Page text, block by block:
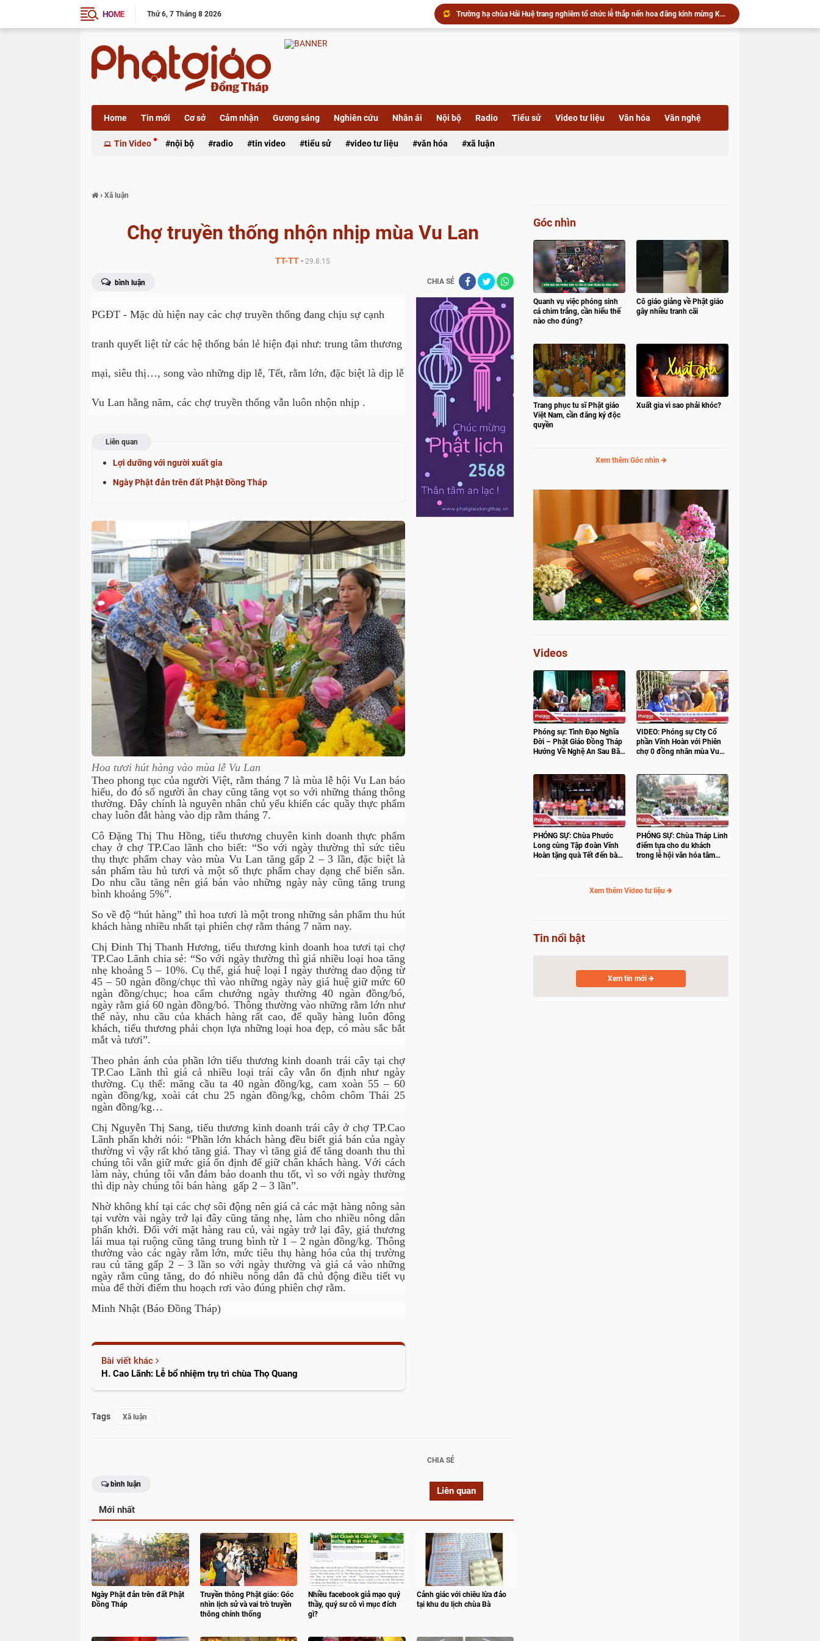
HOME Thứ 6 7 Tháng 8 2026 Trường hạ chùa Hải Huệ trang nghiêm tổ chức lễ thắp nến hoa đăng kính mừng Khánh vía Bồ Tát Quán Thế Âm Thành Đạo
Xã Lai Vung: Chùa Hội Phước an vị tôn tượng Phật Bổn Sư, khai Đại hồng chung
Trang nghiêm khai mạc kỳ thi học kỳ II năm thứ hai Khóa X Trường Trung cấp Phật học Đồng Tháp
Chùa Khánh Linh (xã Phú Hựu) lan tỏa yêu thương qua lễ phóng sanh và trao quà
Home Tin mới Cơ sở Cảm nhận Gương sáng Nghiên cứu Nhân ái Nội bộ Radio Tiểu sử Video tư liệu Văn hóa Văn nghệ
Xã luận
Tin Video nội bộ radio tin video tiểu sử video tư liệu văn hóa xã luận
› Xã luận
Chợ truyền thống nhộn nhịp mùa Vu Lan
TT-TT- 29.8.15
bình luận CHIA SẺ
PGĐT - Mặc dù hiện nay các chợ truyền thống đang chịu sự cạnh
tranh quyết liệt từ các hệ thống bán lẻ hiện đại như: trung tâm thương
mại, siêu thị…, song vào những dịp lễ, Tết, rằm lớn, đặc biệt là dịp lễ
Vu Lan hằng năm, các chợ truyền thống vẫn luôn nhộn nhịp .
Liên quan
Lợi dưỡng với người xuất gia
Ngày Phật đản trên đất Phật Đồng Tháp
Hoa tươi hút hàng vào mùa lễ Vu Lan
Theo phong tục của người Việt, rằm tháng 7 là mùa lễ hội Vu Lan báo
hiếu, do đó số người ăn chay cũng tăng vọt so với những tháng thông
thường. Đây chính là nguyên nhân chủ yếu khiến các quầy thực phẩm
chay luôn đắt hàng vào dịp rằm tháng 7.
Cô Đặng Thị Thu Hồng, tiểu thương chuyên kinh doanh thực phẩm
chay ở chợ TP.Cao lãnh cho biết: “So với ngày thường thì sức tiêu
thụ thực phẩm chay vào mùa Vu Lan tăng gấp 2 – 3 lần, đặc biệt là
sản phẩm tàu hủ tươi và một số thực phẩm chay dạng chế biến sẵn.
Do nhu cầu tăng nên giá bán vào những ngày này cũng tăng trung
bình khoảng 5%”.
So về độ “hút hàng” thì hoa tươi là một trong những sản phẩm thu hút
khách hàng nhiều nhất tại phiên chợ rằm tháng 7 năm nay.
Chị Đinh Thị Thanh Hương, tiểu thương kinh doanh hoa tươi tại chợ
TP.Cao Lãnh chia sẻ: “So với ngày thường thì giá nhiều loại hoa tăng
nhẹ khoảng 5 – 10%. Cụ thể, giá huệ loại I ngày thường dao động từ
45 – 50 ngàn đồng/chục thì vào những ngày này giá huệ giữ mức 60
ngàn đồng/chục; hoa cẩm chướng ngày thường 40 ngàn đồng/bó,
ngày rằm giá 60 ngàn đồng/bó. Thông thường vào những rằm lớn như
thế này, nhu cầu của khách hàng rất cao, để quầy hàng luôn đông
khách, tiểu thương phải chọn lựa những loại hoa đẹp, có màu sắc bắt
mắt và tươi”.
Theo phản ánh của phần lớn tiểu thương kinh doanh trái cây tại chợ
TP.Cao Lãnh thì giá cả nhiều loại trái cây vẫn ổn định như ngày
thường. Cụ thể: mãng cầu ta 40 ngàn đồng/kg, cam xoàn 55 – 60
ngàn đồng/kg, xoài cát chu 25 ngàn đồng/kg, chôm chôm Thái 25
ngàn đồng/kg…
Chị Nguyễn Thị Sang, tiểu thương kinh doanh trái cây ở chợ TP.Cao
Lãnh phấn khởi nói: “Phần lớn khách hàng đều biết giá bán của ngày
thường vì vậy rất khó tăng giá. Thay vì tăng giá để tăng doanh thu thì
chúng tôi vẫn giữ mức giá ổn định để giữ chân khách hàng. Với cách
làm này, chúng tôi vẫn đảm bảo doanh thu tốt, vì so với ngày thường
thì dịp này chúng tôi bán hàng gấp 2 – 3 lần”.
Nhờ không khí tại các chợ sôi động nên giá cả các mặt hàng nông sản
tại vườn vài ngày trở lại đây cũng tăng nhẹ, làm cho nhiều nông dân
phấn khởi. Đối với mặt hàng rau củ, vài ngày trở lại đây, giá thương
lái mua tại ruộng cũng tăng trung bình từ 1 – 2 ngàn đồng/kg. Thông
thường vào các ngày rằm lớn, mức tiêu thụ hàng hóa của thị trường
rau củ tăng gấp 2 – 3 lần so với ngày thường và giá cả vào những
ngày rằm cũng tăng, do đó nhiều nông dân đã chủ động điều tiết vụ
mùa để thời điểm thu hoạch rơi vào đúng phiên chợ rằm.
Minh Nhật (Báo Đồng Tháp)
Bài viết khác
H. Cao Lãnh: Lễ bổ nhiệm trụ trì chùa Thọ Quang
Tags Xã luận
CHIA SẺ
bình luận
Liên quan
Mới nhất
Ngày Phật đản trên đất Phật
Đồng Tháp
Truyền thông Phật giáo: Góc
nhìn lịch sử và vai trò truyền
thông chính thống
Nhiều facebook giả mạo quý
thầy, quý sư cô vì mục đích
gì?
Cảnh giác với chiêu lừa đảo
tại khu du lịch chùa Bà
Góc nhìn
Quanh vụ việc phóng sinh
cá chim trắng, cần hiểu thế
nào cho đúng?
Cô giáo giảng về Phật giáo
gây nhiều tranh cãi
Trang phục tu sĩ Phật giáo
Việt Nam, cần đăng ký độc
quyền
Xuất gia vì sao phải khóc?
Xem thêm Góc nhìn
Videos
Phóng sự: Tình Đạo Nghĩa
Đời – Phật Giáo Đồng Tháp
Hướng Về Nghệ An Sau Bão
VIDEO: Phóng sự Cty Cổ
phần Vĩnh Hoàn với Phiên
chợ 0 đồng nhân mùa Vu
PHÓNG SỰ: Chùa Phước
Long cùng Tập đoàn Vĩnh
Hoàn tặng quà Tết đến bà
PHÓNG SỰ: Chùa Tháp Linh
điểm tựa cho du khách
trong lễ hội văn hóa tâm
Xem thêm Video tư liệu
Tin nổi bật
Xem tin mới